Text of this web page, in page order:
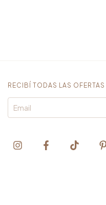
RECIBÍ TODAS LAS OFERTAS